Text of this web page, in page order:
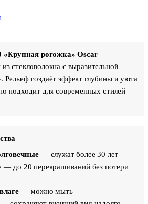
«Крупная рогожка» Oscar —
стекловолокна с выразительной
Рельеф создаёт эффект глубины и уюта
подходит для современных стилей
— служат более 30 лет
— до 20 перекрашиваний без потери
— можно мыть